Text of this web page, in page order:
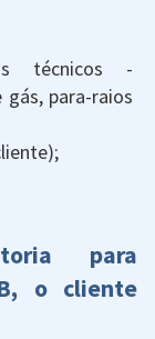
técnicos -
para-raios
para
o cliente